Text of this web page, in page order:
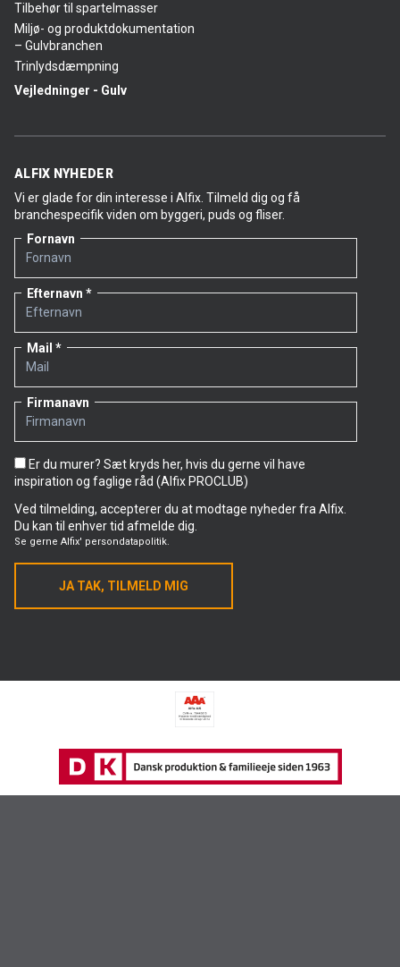
Tilbehør til spartelmasser
Miljø- og produktdokumentation
– Gulvbranchen
Trinlydsdæmpning
Vejledninger - Gulv
ALFIX NYHEDER
Vi er glade for din interesse i Alfix. Tilmeld dig og få
branchespecifik viden om byggeri, puds og fliser.
Fornavn
Efternavn
Mail
Firmanavn
Er du murer? Sæt kryds her, hvis du gerne vil have
inspiration og faglige råd (Alfix PROCLUB)
Ved tilmelding, accepterer du at modtage nyheder fra Alfix.
Du kan til enhver tid afmelde dig.
Se gerne Alfix' persondatapolitik.
JA TAK, TILMELD MIG